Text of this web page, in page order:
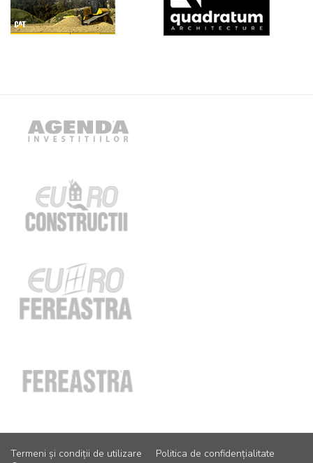
Termeni și condiții de utilizare
Politica de confidențialitate